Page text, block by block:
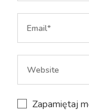
Zapamiętaj